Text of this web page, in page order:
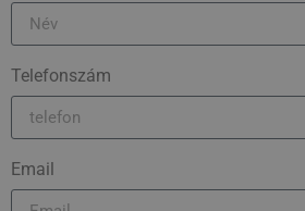
Telefonszám
Email